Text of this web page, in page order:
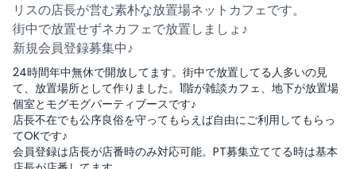
リスの店長が営む素朴な放置場ネットカフェです。
街中で放置せずネカフェで放置しましょ♪
新規会員登録募集中♪
24時間年中無休で開放してます。街中で放置してる人多いの見
て、放置場所として作りました。1階が雑談カフェ、地下が放置場
個室とモグモグパーティブースです♪
店長不在でも公序良俗を守ってもらえば自由にご利用してもらっ
てOKです♪
会員登録は店長が店番時のみ対応可能。PT募集立ててる時は基本